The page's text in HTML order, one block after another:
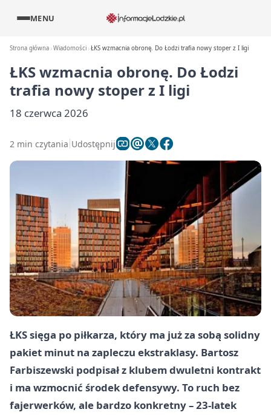
MENU
Strona główna Wiadomości ŁKS wzmacnia obronę. Do Łodzi trafia nowy stoper z I ligi
ŁKS wzmacnia obronę. Do Łodzi
trafia nowy stoper z I ligi
18 czerwca 2026
2 min czytania Udostępnij
ŁKS sięga po piłkarza, który ma już za sobą solidny
pakiet minut na zapleczu ekstraklasy. Bartosz
Farbiszewski podpisał z klubem dwuletni kontrakt
i ma wzmocnić środek defensywy. To ruch bez
fajerwerków, ale bardzo konkretny – 23-latek